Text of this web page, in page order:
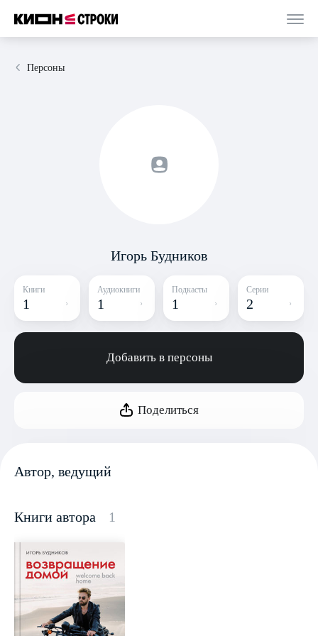
Персоны
Игорь Будников
Книги
1
Аудиокниги
1
Подкасты
1
Серии
2
Добавить в персоны
Поделиться
Автор, ведущий
Книги автора 1